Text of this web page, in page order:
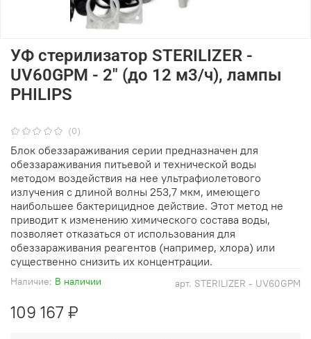
(0)
арт. STERILIZER - UV60GPM
Наличие: В наличии
УФ стерилизатор STERILIZER -
UV60GPM - 2" (до 12 м3/ч), лампы
PHILIPS
109 167 ₽
Блок обеззараживания серии предназначен для
обеззараживания питьевой и технической воды
методом воздействия на нее ультрафиолетового
излучения с длиной волны 253,7 мкм, имеющего
наибольшее бактерицидное действие. Этот метод не
приводит к изменению химического состава воды,
позволяет отказаться от использования для
обеззараживания реагентов (например, хлора) или
существенно снизить их концентрации.